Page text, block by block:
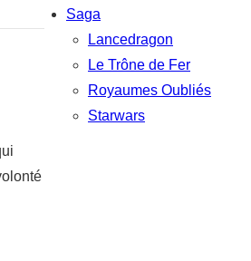
Saga
Lancedragon
Le Trône de Fer
Royaumes Oubliés
Starwars